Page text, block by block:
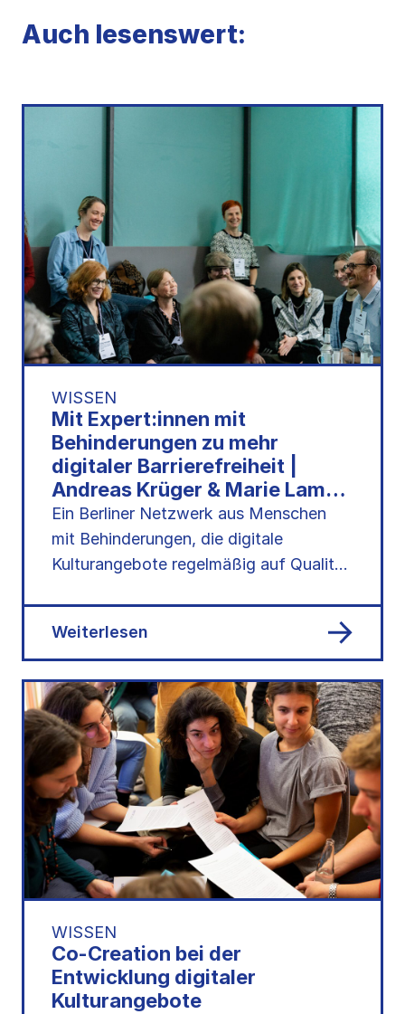
Auch lesenswert:
WISSEN
Mit Expert:innen mit
Behinderungen zu mehr
digitaler Barrierefreiheit |
Andreas Krüger & Marie Lampe
auf der kulturBdigital-
Konferenz 2024
Ein Berliner Netzwerk aus Menschen
mit Behinderungen, die digitale
Kulturangebote regelmäßig auf Qualität
Weiterlesen
WISSEN
Co-Creation bei der
Entwicklung digitaler
Kulturangebote